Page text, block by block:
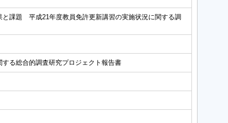
課題 平成21年度教員免許更新講習の実施状況に関する調
る総合的調査研究プロジェクト報告書